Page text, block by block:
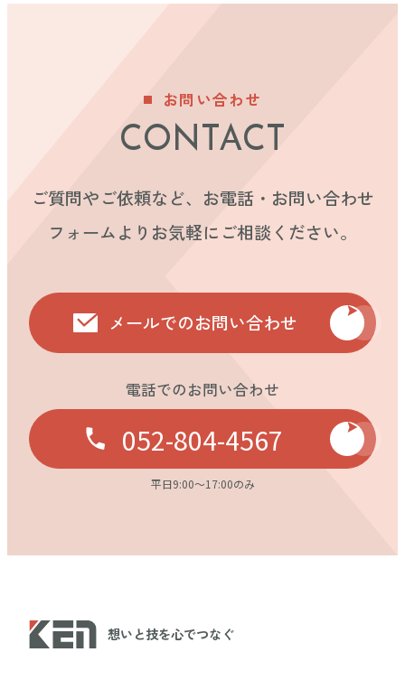
お問い合わせ
CONTACT
ご質問やご依頼など、お電話・お問い合わせ
フォームよりお気軽にご相談ください。
メールでのお問い合わせ
電話でのお問い合わせ
052-804-4567
平日9:00〜17:00のみ
想いと技を心でつなぐ